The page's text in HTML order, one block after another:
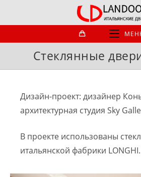
Стеклянные
Дизайн-проект: дизайнер
архитектурная студия Sky
В проекте использованы
итальянской фабрики LONGHI.